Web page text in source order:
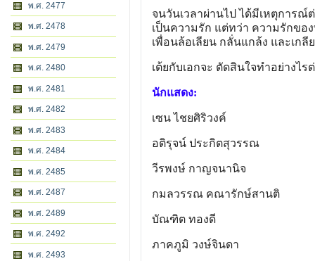
พ.ศ. 2477
พ.ศ. 2478
พ.ศ. 2479
พ.ศ. 2480
พ.ศ. 2481
พ.ศ. 2482
พ.ศ. 2483
พ.ศ. 2484
พ.ศ. 2485
พ.ศ. 2487
พ.ศ. 2489
พ.ศ. 2492
พ.ศ. 2493
จนวันเวลาผ่านไป ได้มีเหตุการ
เป็นความรัก แต่ทว่า ความรักขอ
เพื่อนล้อเลียน กลั่นแกล้ง และเกลี
เต้ยกับเอกจะ ตัดสินใจทำอย่างไ
นักแสดง:
เซน ไชยศิริวงค์
อติรุจน์ ประกิตสุวรรณ
วีรพงษ์ กาญจนานิจ
กมลวรรณ คณารักษ์สานติ
บัณฑิต ทองดี
ภาคภูมิ วงษ์จินดา